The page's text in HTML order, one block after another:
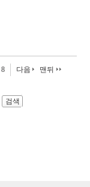
8 다음 맨뒤